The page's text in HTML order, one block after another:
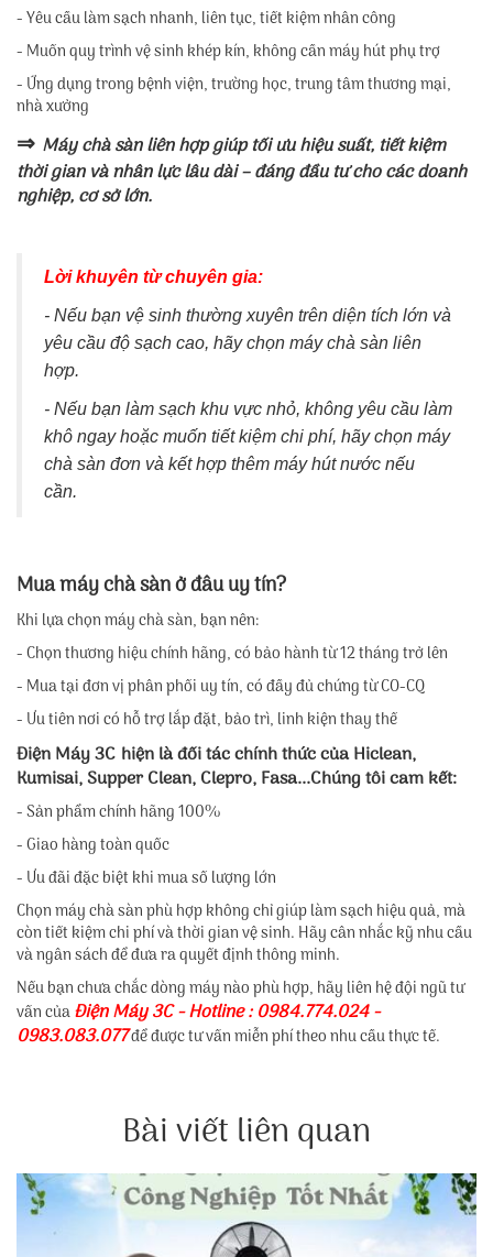
- Yêu cầu làm sạch nhanh, liên tục, tiết kiệm nhân công
- Muốn quy trình vệ sinh khép kín, không cần máy hút phụ trợ
- Ứng dụng trong bệnh viện, trường học, trung tâm thương mại,
nhà xưởng
⇒ Máy chà sàn liên hợp giúp tối ưu hiệu suất, tiết kiệm
thời gian và nhân lực lâu dài – đáng đầu tư cho các doanh
nghiệp, cơ sở lớn.
Lời khuyên từ chuyên gia:
- Nếu bạn vệ sinh thường xuyên trên diện tích lớn và
yêu cầu độ sạch cao, hãy chọn máy chà sàn liên
hợp.
- Nếu bạn làm sạch khu vực nhỏ, không yêu cầu làm
khô ngay hoặc muốn tiết kiệm chi phí, hãy chọn máy
chà sàn đơn và kết hợp thêm máy hút nước nếu
cần.
Mua máy chà sàn ở đâu uy tín?
Khi lựa chọn máy chà sàn, bạn nên:
- Chọn thương hiệu chính hãng, có bảo hành từ 12 tháng trở lên
- Mua tại đơn vị phân phối uy tín, có đầy đủ chứng từ CO-CQ
- Ưu tiên nơi có hỗ trợ lắp đặt, bảo trì, linh kiện thay thế
Điện Máy 3C hiện là đối tác chính thức của Hiclean,
Kumisai, Supper Clean, Clepro, Fasa...Chúng tôi cam kết:
- Sản phẩm chính hãng 100%
- Giao hàng toàn quốc
- Ưu đãi đặc biệt khi mua số lượng lớn
Chọn máy chà sàn phù hợp không chỉ giúp làm sạch hiệu quả, mà
còn tiết kiệm chi phí và thời gian vệ sinh. Hãy cân nhắc kỹ nhu cầu
và ngân sách để đưa ra quyết định thông minh.
Nếu bạn chưa chắc dòng máy nào phù hợp, hãy liên hệ đội ngũ tư
vấn củaĐiện Máy 3C - Hotline : 0984.774.024 -
0983.083.077để được tư vấn miễn phí theo nhu cầu thực tế.
Bài viết liên quan